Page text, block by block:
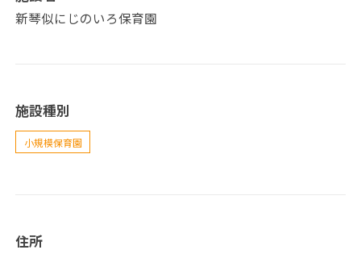
新琴似にじのいろ保育園
施設種別
小規模保育園
住所